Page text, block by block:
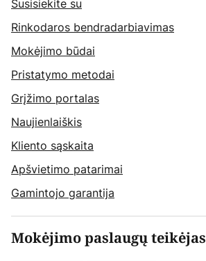
Susisiekite su
Rinkodaros bendradarbiavimas
Mokėjimo būdai
Pristatymo metodai
Grįžimo portalas
Naujienlaiškis
Kliento sąskaita
Apšvietimo patarimai
Gamintojo garantija
Mokėjimo paslaugų teikėjas